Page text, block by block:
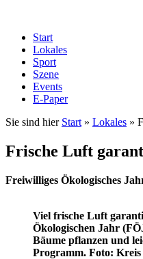
Start
Lokales
Sport
Szene
Events
E-Paper
Sie sind hier Start » Lokales »
Frische Luft
Freiwilliges Ökologisches
Viel frische Luft
Ökologischen Jahr
Bäume pflanzen und
Programm. Foto: